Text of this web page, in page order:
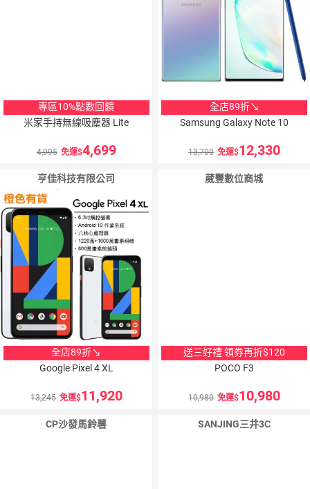
專區10%點數回饋
米家手持無線吸塵器 Lite
4,995 免運 4,699
全店89折↘
Samsung Galaxy Note 10
13,700 免運 12,330
亨佳科技有限公司
全店89折↘
Google Pixel 4 XL
13,245 免運 11,920
葳豐數位商城
送三好禮 領券再折$120
POCO F3
10,980 免運 10,980
CP沙發馬鈴薯 SANJING三井3C